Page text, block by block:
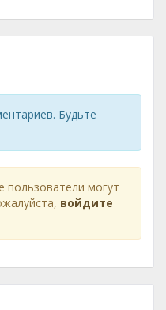
Будьте
пользователи могут
войдите